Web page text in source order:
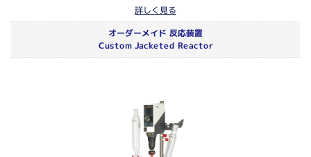
詳しく見る
オーダーメイド 反応装置
Custom Jacketed Reactor